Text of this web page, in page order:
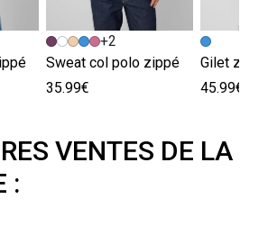
+2
Sweat col polo zippé
35.99€
45.99€
VENTES DE LA
: